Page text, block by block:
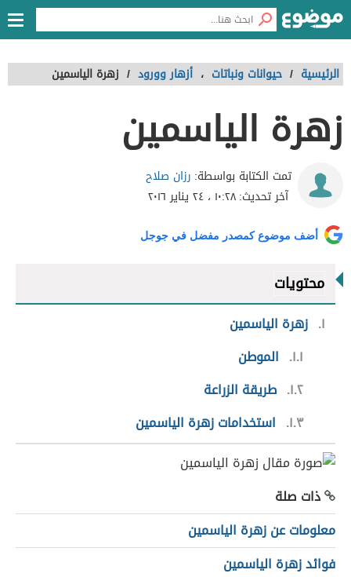
الرئيسية / حيوانات ونباتات ، أزهار وورود / زهرة الياسمين
زهرة الياسمين
تمت الكتابة بواسطة: رزان صلاح
آخر تحديث:١٠:٢٨ ، ٢٤ يناير ٢٠١٦
أضف موضوع كمصدر مفضل في جوجل
محتويات
١ زهرة الياسمين
١.١
الموطن
١.٢ طريقة الزراعة
١.٣
استخدامات زهرة الياسمين
ذات صلة
معلومات عن زهرة الياسمين
فوائد زهرة الياسمين